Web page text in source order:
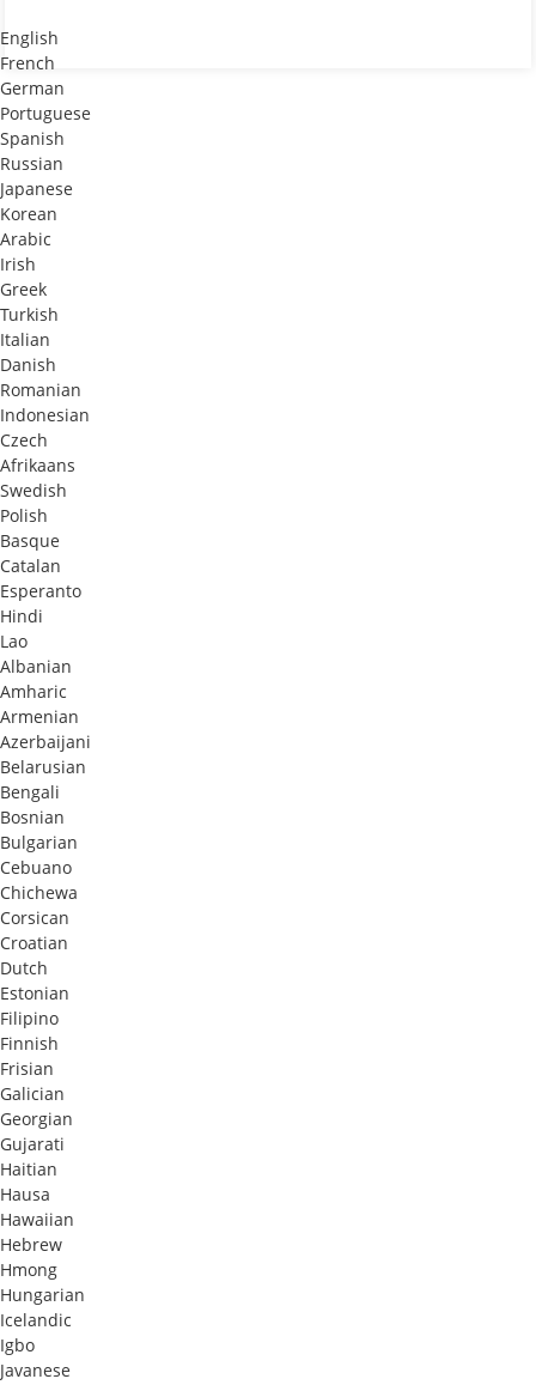
English
French
German
Portuguese
Spanish
Russian
Japanese
Korean
Arabic
Irish
Greek
Turkish
Italian
Danish
Romanian
Indonesian
Czech
Afrikaans
Swedish
Polish
Basque
Catalan
Esperanto
Hindi
Lao
Albanian
Amharic
Armenian
Azerbaijani
Belarusian
Bengali
Bosnian
Bulgarian
Cebuano
Chichewa
Corsican
Croatian
Dutch
Estonian
Filipino
Finnish
Frisian
Galician
Georgian
Gujarati
Haitian
Hausa
Hawaiian
Hebrew
Hmong
Hungarian
Icelandic
Igbo
Javanese